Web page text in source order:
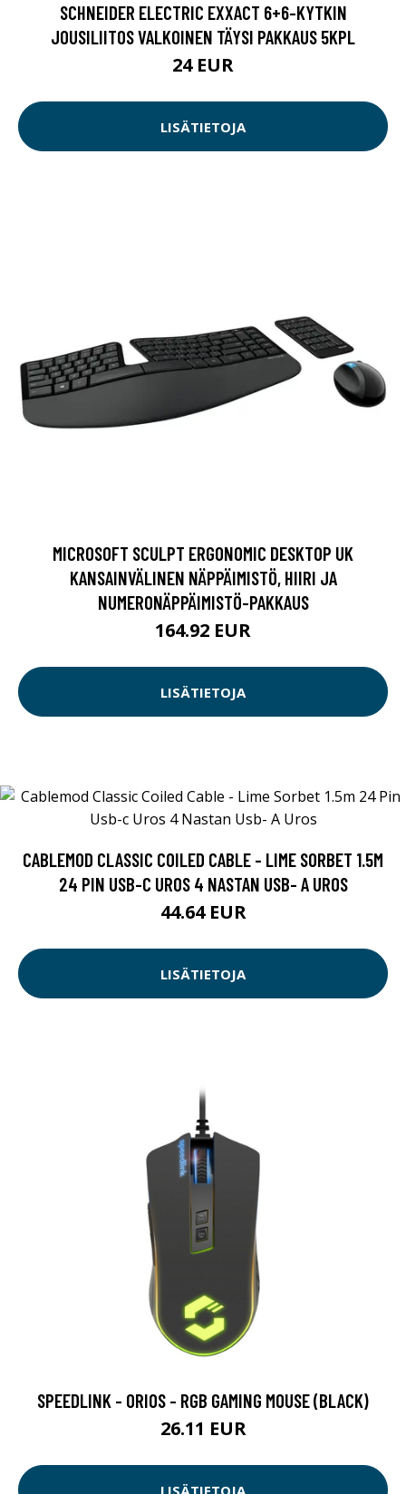
SCHNEIDER ELECTRIC EXXACT 6+6-KYTKIN
JOUSILIITOS VALKOINEN TÄYSI PAKKAUS 5KPL
24 EUR
LISÄTIETOJA
MICROSOFT SCULPT ERGONOMIC DESKTOP UK
KANSAINVÄLINEN NÄPPÄIMISTÖ, HIIRI JA
NUMERONÄPPÄIMISTÖ-PAKKAUS
164.92 EUR
LISÄTIETOJA
CABLEMOD CLASSIC COILED CABLE - LIME SORBET 1.5M
24 PIN USB-C UROS 4 NASTAN USB- A UROS
44.64 EUR
LISÄTIETOJA
SPEEDLINK - ORIOS - RGB GAMING MOUSE (BLACK)
26.11 EUR
LISÄTIETOJA